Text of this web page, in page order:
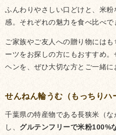
ふんわりやさしい口どけと、米
感。それぞれの魅力を食べ比べで
ご家族やご友人への贈り物には
ーツをお探しの方にもおすすめ
ヘンを、ぜひ大切な方とご一緒に
せんねん輪うむ（もっちりハ
千葉県の特産物である長狭米（
し、 グルテンフリーで米粉100%